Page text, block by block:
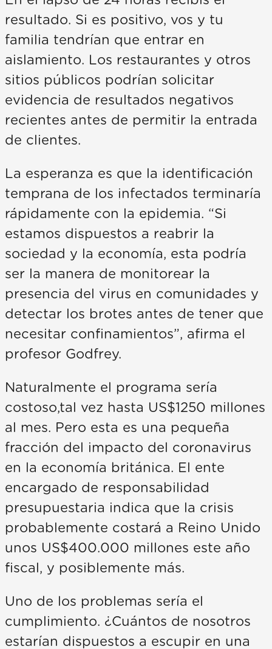
resultado. Si es positivo, vos y tu
familia tendrían que entrar en
aislamiento. Los restaurantes y otros
sitios públicos podrían solicitar
evidencia de resultados negativos
recientes antes de permitir la entrada
de clientes.
La esperanza es que la identificación
temprana de los infectados terminaría
rápidamente con la epidemia. “Si
estamos dispuestos a reabrir la
sociedad y la economía, esta podría
ser la manera de monitorear la
presencia del virus en comunidades y
detectar los brotes antes de tener que
necesitar confinamientos”, afirma el
profesor Godfrey.
Naturalmente el programa sería
costoso,tal vez hasta US$1250 millones
al mes. Pero esta es una pequeña
fracción del impacto del coronavirus
en la economía británica. El ente
encargado de responsabilidad
presupuestaria indica que la crisis
probablemente costará a Reino Unido
unos US$400.000 millones este año
fiscal, y posiblemente más.
Uno de los problemas sería el
cumplimiento. ¿Cuántos de nosotros
estarían dispuestos a escupir en una